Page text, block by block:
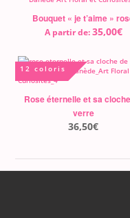
Bouquet « je t’aime »
A partir de:35,00€
12 coloris
Rose éternelle et sa
verre
36,50€